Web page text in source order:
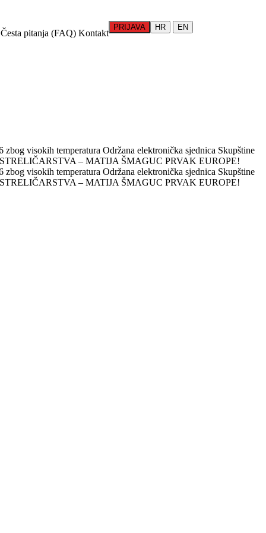
Česta pitanja (FAQ) Kontakt
PRIJAVA HR EN
zbog visokih temperatura Održana elektronička sjednica Skupštine
– MATIJA ŠMAGUC PRVAK EUROPE!
zbog visokih temperatura Održana elektronička sjednica Skupštine
– MATIJA ŠMAGUC PRVAK EUROPE!